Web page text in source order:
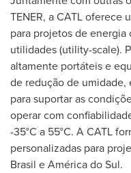
TENER, a CATL oferece
para projetos de
utilidades (utility-scale).
altamente portáteis e
de redução de umidade,
para suportar as
operar com
-35°C a 55°C. A CATL
personalizadas para
Brasil e América do Sul.